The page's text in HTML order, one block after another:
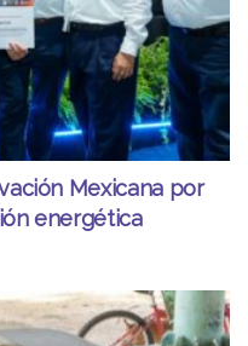
Mexicana por
energética